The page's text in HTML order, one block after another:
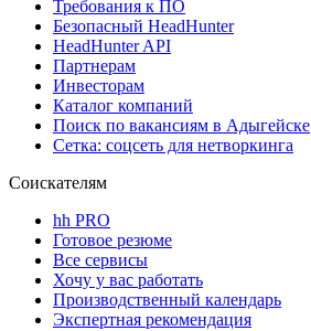
Требования к ПО
Безопасный HeadHunter
HeadHunter API
Партнерам
Инвесторам
Каталог компаний
Поиск по вакансиям в Адыгейске
Сетка: соцсеть для нетворкинга
Соискателям
hh PRO
Готовое резюме
Все сервисы
Хочу у вас работать
Производственный календарь
Экспертная рекомендация